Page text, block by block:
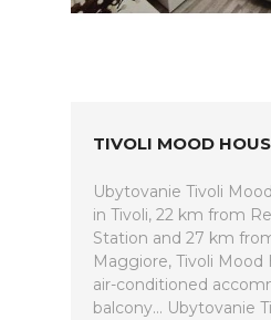
TIVOLI MOOD
Ubytovanie Tivoli
in Tivoli, 22 km from
Station and 27 km
Maggiore, Tivoli Mood
air-conditioned
balcony... Ubytovanie